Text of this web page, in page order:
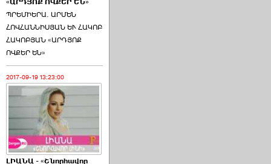
«ԱՐԴՅՈՔ ՈՎՔԵՐ ԵՆ»
ՊՐԵՄԻԵՐԱ. ԱՐՄԵՆ
ՀՈՎՀԱՆՆԻՍՅԱՆ ԵՒ ՀԱԿՈԲ
ՀԱԿՈԲՅԱՆ «ԱՐԴՅՈՔ
ՈՎՔԵՐ ԵՆ»
2017-09-19 13:23:00
ԼԻԱՆԱ - «Շնորհավոր